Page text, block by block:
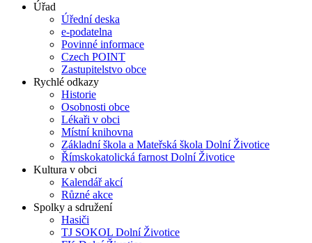
Úřad
Úřední deska
e-podatelna
Povinné informace
Czech POINT
Zastupitelstvo obce
Rychlé odkazy
Historie
Osobnosti obce
Lékaři v obci
Místní knihovna
Základní škola a Mateřská škola Dolní Životice
Římskokatolická farnost Dolní Životice
Kultura v obci
Kalendář akcí
Různé akce
Spolky a sdružení
Hasiči
TJ SOKOL Dolní Životice